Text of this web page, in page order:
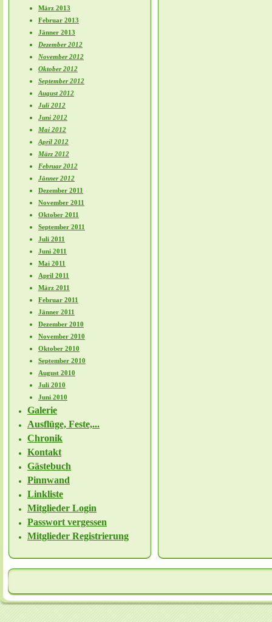
März 2013
Februar 2013
Jänner 2013
Dezember 2012
November 2012
Oktober 2012
September 2012
August 2012
Juli 2012
Juni 2012
Mai 2012
April 2012
März 2012
Februar 2012
Jänner 2012
Dezember 2011
November 2011
Oktober 2011
September 2011
Juli 2011
Juni 2011
Mai 2011
April 2011
März 2011
Februar 2011
Jänner 2011
Dezember 2010
November 2010
Oktober 2010
September 2010
August 2010
Juli 2010
Juni 2010
Galerie
Ausflüge, Feste,...
Chronik
Kontakt
Gästebuch
Pinnwand
Linkliste
Mitglieder Login
Passwort vergessen
Mitglieder Registrierung